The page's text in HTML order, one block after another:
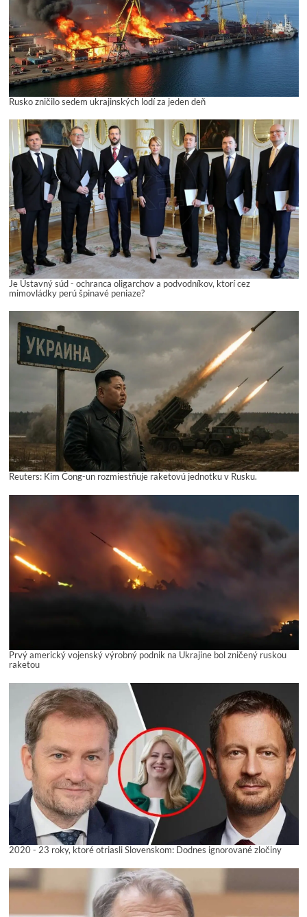
Rusko zničilo sedem ukrajinských lodí za jeden deň
Je Ústavný súd - ochranca oligarchov a podvodníkov, ktorí cez
mimovládky perú špinavé peniaze?
Reuters: Kim Čong-un rozmiestňuje raketovú jednotku v Rusku.
Prvý americký vojenský výrobný podnik na Ukrajine bol zničený ruskou
raketou
2020 - 23 roky, ktoré otriasli Slovenskom: Dodnes ignorované zločiny